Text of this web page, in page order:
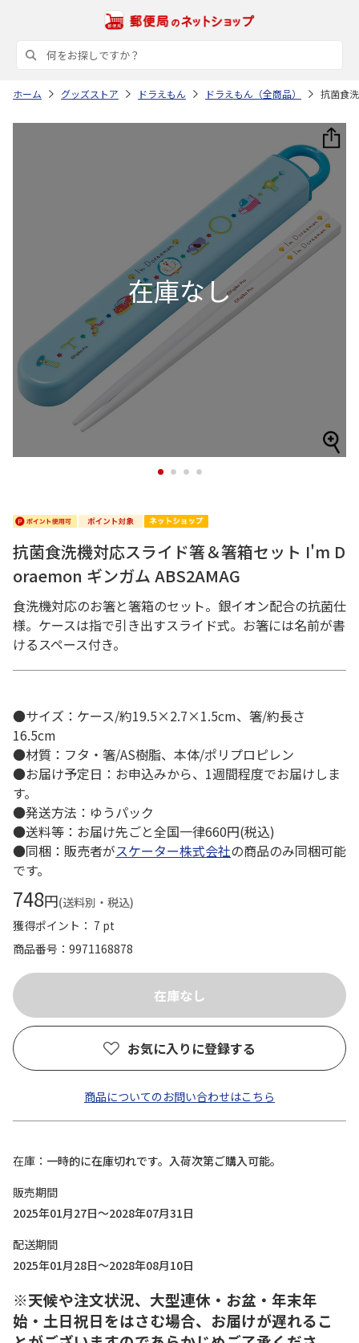
ホーム グッズストア ドラえもん ドラえもん（全商品） 抗菌食
1 2 3 4
抗菌食洗機対応スライド箸＆箸箱セット I'm D
oraemon ギンガム ABS2AMAG
食洗機対応のお箸と箸箱のセット。銀イオン配合の抗菌仕
様。ケースは指で引き出すスライド式。お箸には名前が書
けるスペース付き。
●サイズ：ケース/約19.5×2.7×1.5cm、箸/約長さ
16.5cm
●材質：フタ・箸/AS樹脂、本体/ポリプロピレン
●お届け予定日：お申込みから、1週間程度でお届けしま
す。
●発送方法：ゆうパック
●送料等：お届け先ごと全国一律660円(税込)
●同梱：販売者がスケーター株式会社の商品のみ同梱可能
です。
748円(送料別・税込)
獲得ポイント： 7 pt
商品番号
9971168878
お気に入りに登録する
商品についてのお問い合わせはこちら
在庫
一時的に在庫切れです。入荷次第ご購入可能。
販売期間
2025年01月27日～2028年07月31日
配送期間
2025年01月28日～2028年08月10日
※天候や注文状況、大型連休・お盆・年末年
始・土日祝日をはさむ場合、お届けが遅れるこ